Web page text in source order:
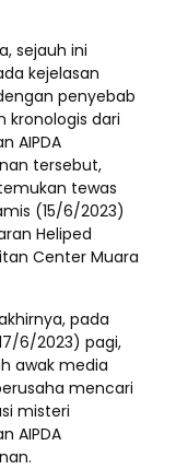
sejauh ini
kejelasan
penyebab
kronologis dari
AIPDA
tersebut,
tewas
(15/6/2023)
Heliped
Center Muara
pada
6/2023) pagi,
awak media
mencari
misteri
AIPDA